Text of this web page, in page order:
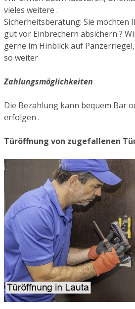
vieles weitere .
Sicherheitsberatung: Sie möchten
gut vor Einbrechern absichern ?
gerne im Hinblick auf
so weiter
Zahlungsmöglichkeiten
Die Bezahlung kann bequem Bar
erfolgen .
Türöffnung von zugefallenen